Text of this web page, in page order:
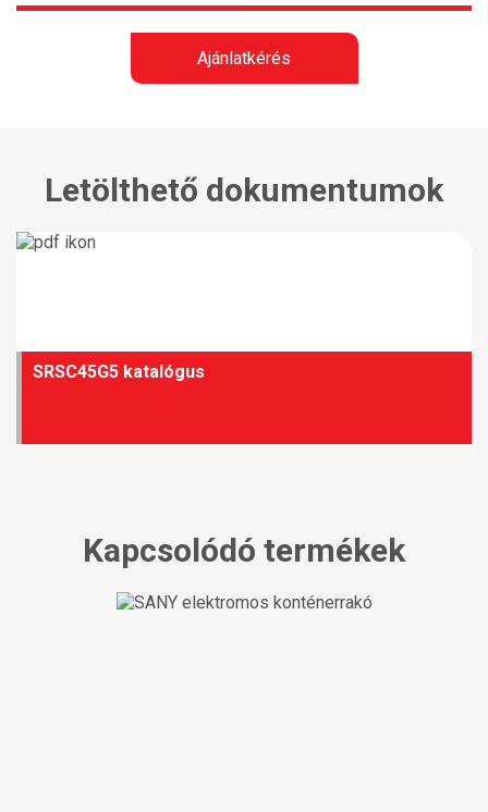
Ajánlatkérés
Letölthető dokumentumok
SRSC45G5 katalógus
Kapcsolódó termékek